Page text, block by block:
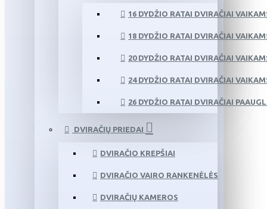
16 DYDŽIO RATAI DVIRAČIAI
18 DYDŽIO RATAI DVIRAČIAI
20 DYDŽIO RATAI DVIRAČIAI
24 DYDŽIO RATAI DVIRAČIAI
26 DYDŽIO RATAI DVIRAČIAI
DVIRAČIŲ PRIEDAI
DVIRAČIO KREPŠIAI
DVIRAČIO VAIRO RANKENĖLĖS
DVIRAČIŲ KAMEROS